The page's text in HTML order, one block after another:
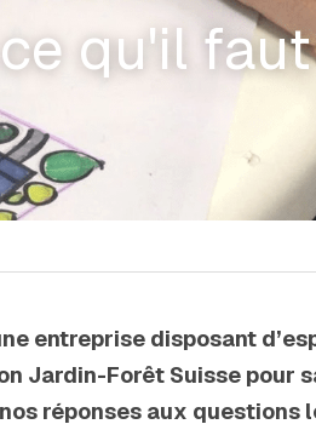
qu'il faut
entreprise disposant
Jardin-Forêt Suisse pour
réponses aux questions